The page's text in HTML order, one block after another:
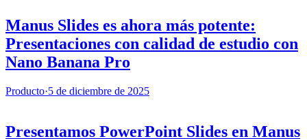
Manus Slides es ahora más potente:
Presentaciones con calidad de estudio con
Nano Banana Pro
Producto·5 de diciembre de 2025
Presentamos PowerPoint Slides en Manus